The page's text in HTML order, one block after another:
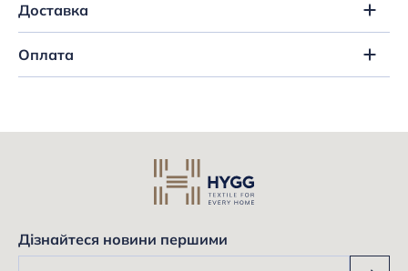
Доставка
Оплата
Дізнайтеся новини першими